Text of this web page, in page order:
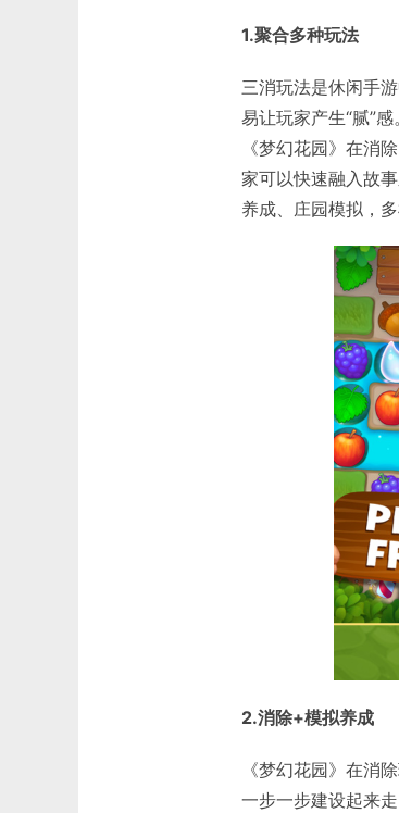
1.聚合多种玩法
三消玩法是休闲手
易让玩家产生“腻”
《梦幻花园》在消
家可以快速融入故
养成、庄园模拟，
2.消除+模拟养成
《梦幻花园》在消
一步一步建设起来